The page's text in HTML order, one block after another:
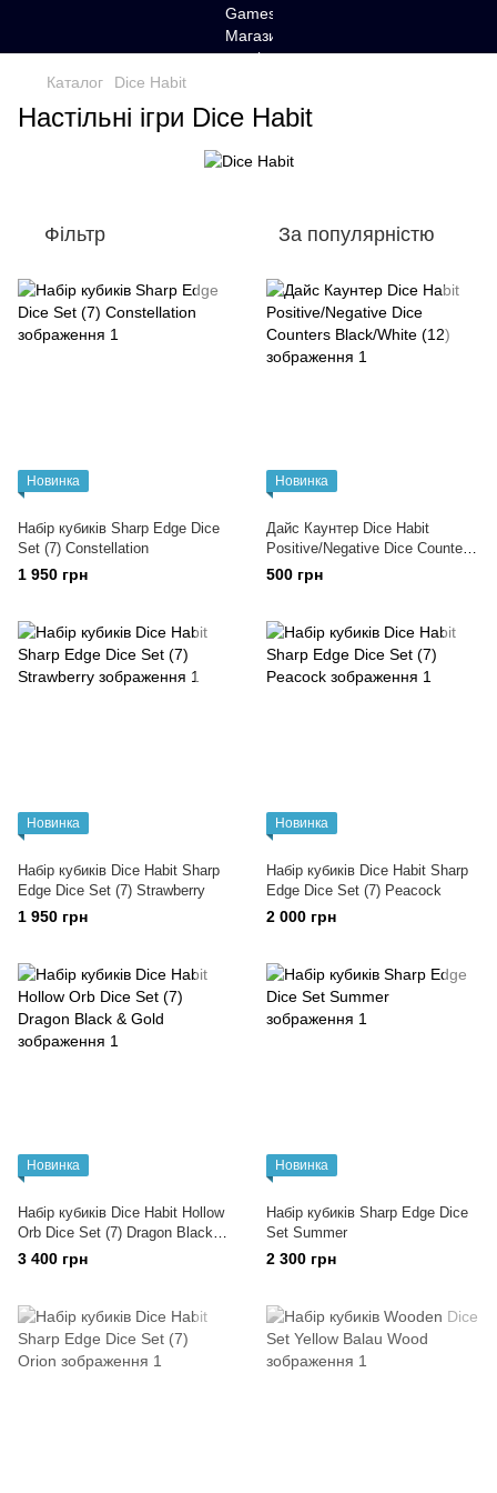
Каталог Dice Habit
Настільні ігри Dice Habit
Фільтр За популярністю
Новинка
Набір кубиків Sharp Edge Dice
Set (7) Constellation
1 950 грн
Новинка
Дайс Каунтер Dice Habit
Positive/Negative Dice Counters
Black/White (12)
500 грн
Новинка
Набір кубиків Dice Habit Sharp
Edge Dice Set (7) Strawberry
1 950 грн
Новинка
Набір кубиків Dice Habit Sharp
Edge Dice Set (7) Peacock
2 000 грн
Новинка
Набір кубиків Dice Habit Hollow
Orb Dice Set (7) Dragon Black &
Gold
3 400 грн
Новинка
Набір кубиків Sharp Edge Dice
Set Summer
2 300 грн